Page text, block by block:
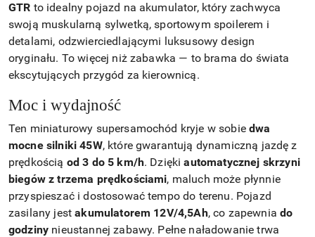
GTR to idealny pojazd na akumulator, który zachwyca
swoją muskularną sylwetką, sportowym spoilerem i
detalami, odzwierciedlającymi luksusowy design
oryginału. To więcej niż zabawka — to brama do świata
ekscytujących przygód za kierownicą.
Moc i wydajność
Ten miniaturowy supersamochód kryje w sobiedwa
mocne silniki 45W, które gwarantują dynamiczną jazdę z
prędkością od 3 do 5 km/h. Dziękiautomatycznej skrzyni
biegów z trzema prędkościami, maluch może płynnie
przyspieszać i dostosować tempo do terenu. Pojazd
zasilany jestakumulatorem 12V/4,5Ah, co zapewniado
godziny nieustannej zabawy. Pełne naładowanie trwa